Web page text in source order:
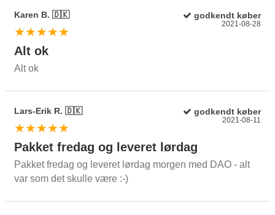
Karen B. 🇩🇰 godkendt køber
★★★★★
2021-08-28
Alt ok
Alt ok
Lars-Erik R. 🇩🇰 godkendt køber
★★★★★
2021-08-11
Pakket fredag og leveret lørdag
Pakket fredag og leveret lørdag morgen med DAO - alt
var som det skulle være :-)